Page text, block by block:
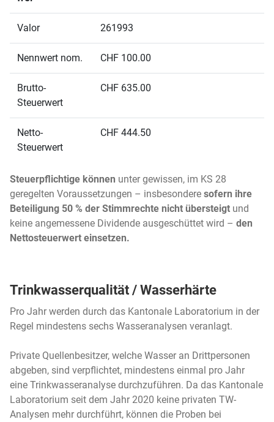
Valor 261993
Nennwert nom. CHF 100.00
Brutto-
Steuerwert
CHF 635.00
Netto-
Steuerwert
CHF 444.50
Steuerpflichtige können unter gewissen, im KS 28
geregelten Voraussetzungen – insbesondere sofern ihre
Beteiligung 50 % der Stimmrechte nicht übersteigt und
keine angemessene Dividende ausgeschüttet wird – den
Nettosteuerwert einsetzen.
Trinkwasserqualität / Wasserhärte
Pro Jahr werden durch das Kantonale Laboratorium in der
Regel mindestens sechs Wasseranalysen veranlagt.
Private Quellenbesitzer, welche Wasser an Drittpersonen
abgeben, sind verpflichtet, mindestens einmal pro Jahr
eine Trinkwasseranalyse durchzuführen. Da das Kantonale
Laboratorium seit dem Jahr 2020 keine privaten TW-
Analysen mehr durchführt, können die Proben bei